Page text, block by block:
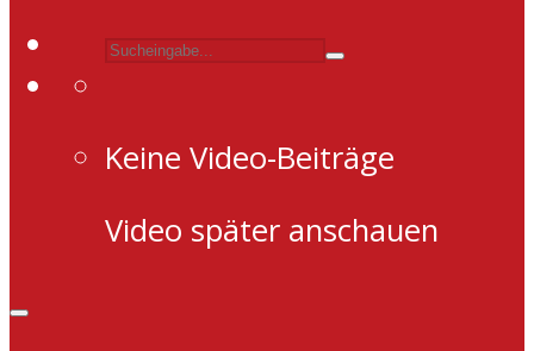
Keine Video-Beiträge
Video später anschauen